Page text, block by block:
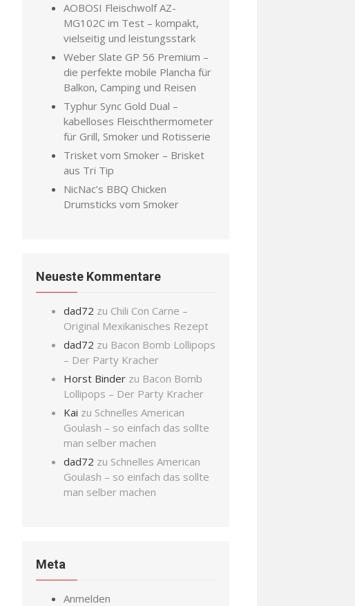
AOBOSI Fleischwolf AZ-
MG102C im Test – kompakt,
vielseitig und leistungsstark
Weber Slate GP 56 Premium –
die perfekte mobile Plancha für
Balkon, Camping und Reisen
Typhur Sync Gold Dual –
kabelloses Fleischthermometer
für Grill, Smoker und Rotisserie
Trisket vom Smoker – Brisket
aus Tri Tip
NicNac’s BBQ Chicken
Drumsticks vom Smoker
Neueste Kommentare
dad72 zu Chili Con Carne –
Original Mexikanisches Rezept
dad72 zu Bacon Bomb Lollipops
– Der Party Kracher
Horst Binder zu Bacon Bomb
Lollipops – Der Party Kracher
Kai zu Schnelles American
Goulash – so einfach das sollte
man selber machen
dad72 zu Schnelles American
Goulash – so einfach das sollte
man selber machen
Meta
Anmelden